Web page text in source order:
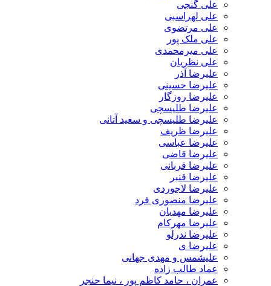
علی گنجی
علی لهراسبی
علی مرتضوی
علی ملک پور
علی میرمحمدی
علی نظریان
علیرضا آذر
علیرضا حسینی
علیرضا روزگار
علیرضا طلیسچی
علیرضا طلیسچی و سعید آتانی
علیرضا ظریف
علیرضا عباسی
علیرضا قاضی
علیرضا قربانی
علیرضا قنبر
علیرضا لاجوردی
علیرضا منصوری فرد
علیرضا مهدیان
علیرضا مهرکام
علیرضا ندرلو
علیرضا ی
علیشمس و مهدی جهانی
عماد طالب زاده
عمران ، حامد کاظم پور ، نیما حنجر